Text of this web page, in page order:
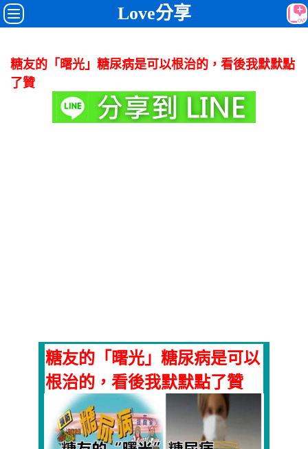
Love分享
糖友的「曙光」糖尿病是可以根治的，看後我默默點
了贊
糖友的「曙光」糖尿病是可以
根治的，看後我默默點了贊